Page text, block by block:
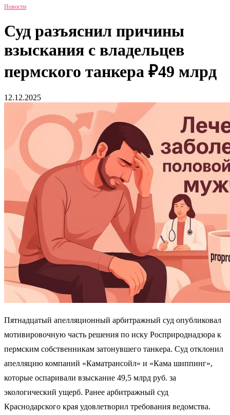
Новости
Суд разъяснил причины
взыскания с владельцев
пермского танкера ₽49 млрд
12.12.2025
Пятнадцатый апелляционный арбитражный суд опубликовал
мотивировочную часть решения по иску Росприроднадзора к
пермским собственникам затонувшего танкера. Суд отклонил
апелляцию компаний «Каматрансойл» и «Кама шиппинг»,
которые оспаривали взыскание 49,5 млрд руб. за
экологический ущерб. Ранее арбитражный суд
Краснодарского края удовлетворил требования ведомства.